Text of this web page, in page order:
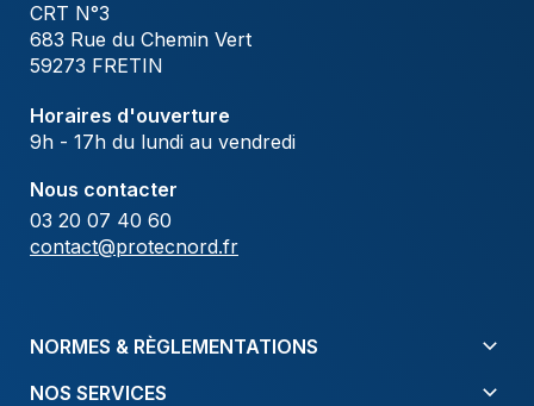
CRT N°3
683 Rue du Chemin Vert
59273 FRETIN
Horaires d'ouverture
9h - 17h du lundi au vendredi
Nous contacter
03 20 07 40 60
contact@protecnord.fr
NORMES & RÈGLEMENTATIONS
NOS SERVICES